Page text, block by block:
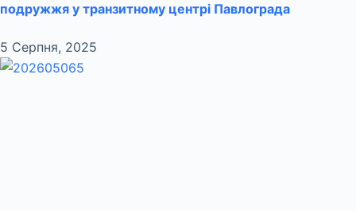
подружжя у транзитному центрі Павлограда
5 Серпня, 2025